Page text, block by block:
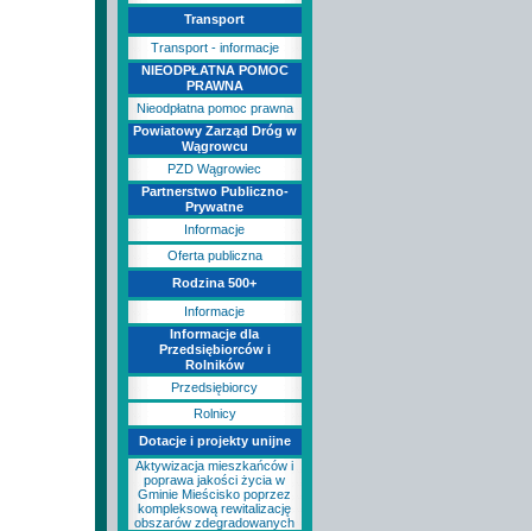
Transport
Transport - informacje
NIEODPŁATNA POMOC
PRAWNA
Nieodpłatna pomoc prawna
Powiatowy Zarząd Dróg w
Wągrowcu
PZD Wągrowiec
Partnerstwo Publiczno-
Prywatne
Informacje
Oferta publiczna
Rodzina 500+
Informacje
Informacje dla
Przedsiębiorców i
Rolników
Przedsiębiorcy
Rolnicy
Dotacje i projekty unijne
Aktywizacja mieszkańców i
poprawa jakości życia w
Gminie Mieścisko poprzez
kompleksową rewitalizację
obszarów zdegradowanych